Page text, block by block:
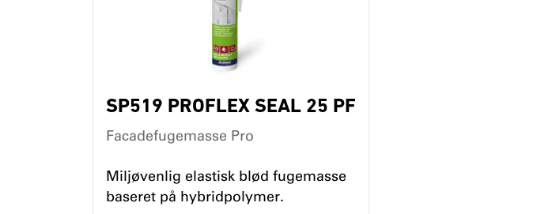
SP519 PROFLEX SEAL 25 PF
Facadefugemasse Pro
Miljøvenlig elastisk blød fugemasse
baseret på hybridpolymer.